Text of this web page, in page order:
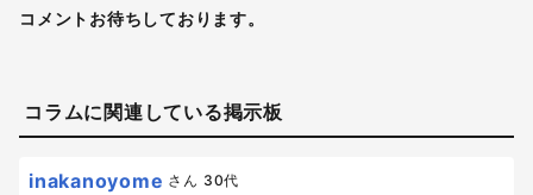
コメントお待ちしております。
コラムに関連している掲示板
inakanoyome さん 30代